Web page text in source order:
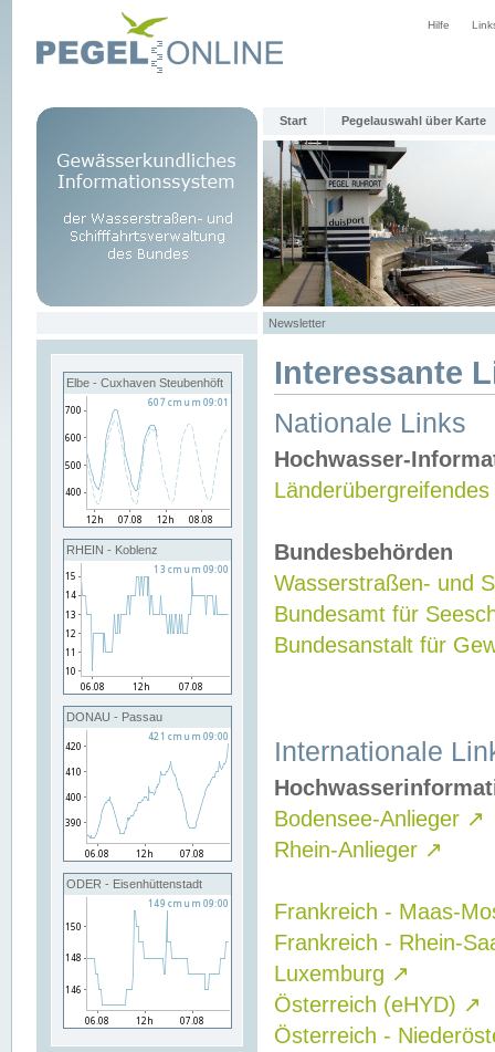
Hilfe
Start Pegelauswahl über Karte
Newsletter
Elbe - Cuxhaven Steubenhöft
RHEIN - Koblenz
DONAU - Passau
ODER - Eisenhüttenstadt
Interessante
Nationale Links
Hochwasser-
Bundesbehörden
Wasserstraßen- und
Bundesamt für
Bundesanstalt für
Internationale
Bodensee-Anlieger ↗
Rhein-Anlieger ↗
Frankreich - Maas-
Frankreich - Rhein-
Luxemburg ↗
Österreich (eHYD) ↗
Österreich -